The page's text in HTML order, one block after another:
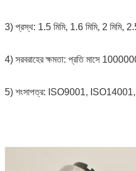
3) প্রস্থ: 1.5 মিমি, 1.6 মিমি, 2 মিমি,
4) সরবরাহের ক্ষমতা: প্রতি মাসে
5) শংসাপত্র: ISO9001,